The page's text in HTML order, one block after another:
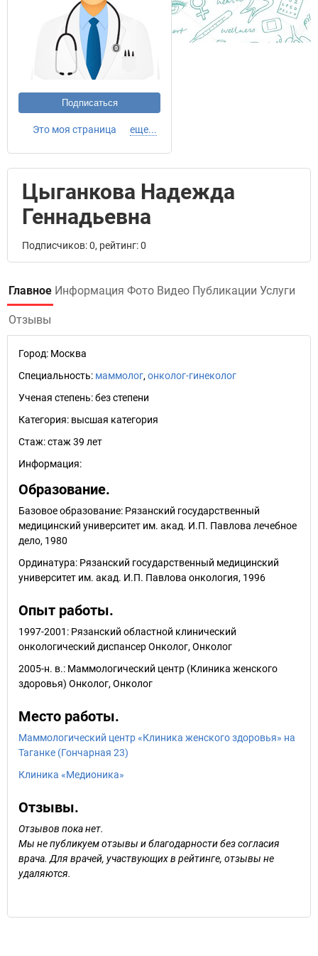
Подписаться
Это моя страница еще...
Цыганкова Надежда
Геннадьевна
Подписчиков: 0, рейтинг: 0
Главное Информация Фото Видео Публикации Услуги
Отзывы
Город: Москва
Специальность: маммолог, онколог-гинеколог
Ученая степень:без степени
Категория: высшая категория
Стаж:стаж 39 лет
Информация:
Образование.
Базовое образование: Рязанский государственный
медицинский университет им. акад. И.П. Павлова лечебное
дело, 1980
Ординатура: Рязанский государственный медицинский
университет им. акад. И.П. Павлова онкология, 1996
Опыт работы.
1997-2001: Рязанский областной клинический
онкологический диспансер Онколог, Онколог
2005-н. в.: Маммологический центр (Клиника женского
здоровья) Онколог, Онколог
Место работы.
Маммологический центр «Клиника женского здоровья» на
Таганке (Гончарная 23)
Клиника «Медионика»
Отзывы.
Отзывов пока нет.
Мы не публикуем отзывы и благодарности без согласия
врача. Для врачей, участвующих в рейтинге, отзывы не
удаляются.